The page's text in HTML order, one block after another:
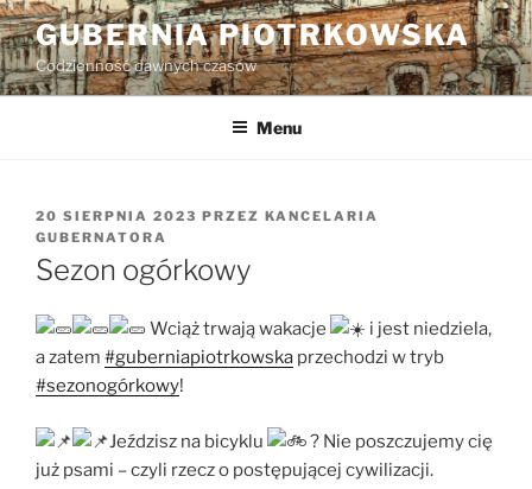
Przejdź
do
treści
GUBERNIA PIOTRKOWSKA
Codzienność dawnych czasów
Menu
OPUBLIKOWANE
W
20 SIERPNIA 2023 PRZEZ KANCELARIA
GUBERNATORA
Sezon ogórkowy
Wciąż trwają wakacje
i jest niedziela,
a zatem #guberniapiotrkowska przechodzi w tryb
#sezonogórkowy!
Jeździsz na bicyklu
? Nie poszczujemy cię
już psami – czyli rzecz o postępującej cywilizacji.